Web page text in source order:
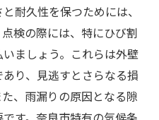
耐久性を保つためには、
検の際には、特にひび割
ましょう。これらは外壁
り、見逃すとさらなる損
、雨漏りの原因となる隙